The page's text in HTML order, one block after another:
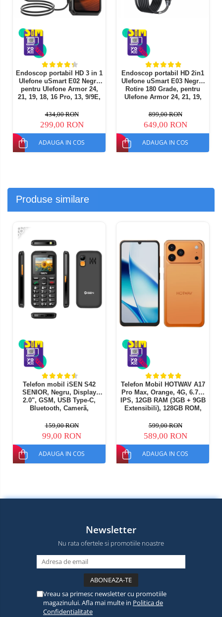
Endoscop portabil HD 3 in 1
Ulefone uSmart E02 Negru
pentru Ulefone Armor 24,
21, 19, 18, 16 Pro, 13, 9/9E,
uri
434,00 RON
299,00 RON
ADAUGA IN COS
Endoscop portabil HD 2in1
Ulefone uSmart E03 Negru,
Rotire 180 Grade, pentru
Ulefone Armor 24, 21, 19,
Pad, Pad 2
899,00 RON
649,00 RON
ADAUGA IN COS
Produse similare
-38%
Telefon mobil iSEN S42
SENIOR, Negru, Display
2.0", GSM, USB Type-C,
Bluetooth, Cameră,
cablu, Baterie 1800mAh,
Buton SOS, Negru, Dual
SIM
159,00 RON
99,00 RON
ADAUGA IN COS
Telefon Mobil HOTWAV A17
Pro Max, Orange, 4G, 6.75"
IPS, 12GB RAM (3GB + 9GB
Extensibili), 128GB ROM,
Procesor ASR8662 Octa-
Core, Wi-Fi 6, Bluetooth 5.4,
Dual SIM
599,00 RON
589,00 RON
ADAUGA IN COS
Newsletter
Nu rata ofertele si promotiile noastre
Vreau sa primesc newsletter cu promotiile
magazinului. Afla mai multe in Politica de
Confidentialitate